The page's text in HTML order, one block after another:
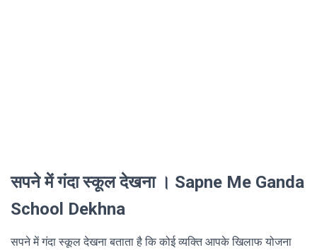
सपने में गंदा स्कूल देखना । Sapne Me Ganda
School Dekhna
सपने में गंदा स्कूल देखना बताता है कि कोई व्यक्ति आपके खिलाफ योजना